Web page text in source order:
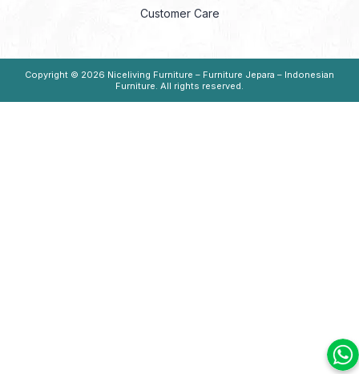
Customer Care
Copyright © 2026 Niceliving Furniture – Furniture Jepara – Indonesian
Furniture. All rights reserved.